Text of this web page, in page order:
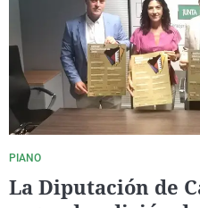
PIANO
La Diputación de